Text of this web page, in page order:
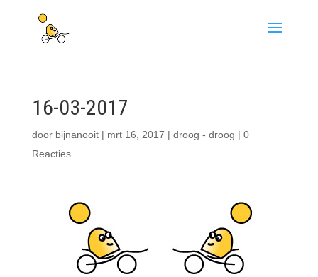
16-03-2017
door bijnanooit| mrt 16, 2017 | droog - droog | 0
Reacties